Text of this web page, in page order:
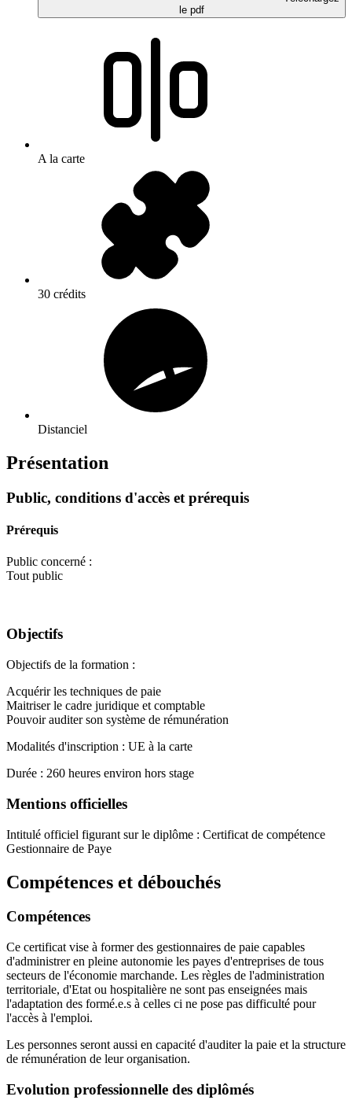
le pdf
A la carte
30 crédits
Distanciel
Présentation
Public, conditions d'accès et prérequis
Prérequis
Public concerné :
Tout public
Objectifs
Objectifs de la formation :
Acquérir les techniques de paie
Maitriser le cadre juridique et comptable
Pouvoir auditer son système de rémunération
Modalités d'inscription : UE à la carte
Durée : 260 heures environ hors stage
Mentions officielles
Intitulé officiel figurant sur le diplôme : Certificat de compétence
Gestionnaire de Paye
Compétences et débouchés
Compétences
Ce certificat vise à former des gestionnaires de paie capables
d'administrer en pleine autonomie les payes d'entreprises de tous
secteurs de l'économie marchande. Les règles de l'administration
territoriale, d'Etat ou hospitalière ne sont pas enseignées mais
l'adaptation des formé.e.s à celles ci ne pose pas difficulté pour
l'accès à l'emploi.
Les personnes seront aussi en capacité d'auditer la paie et la structure
de rémunération de leur organisation.
Evolution professionnelle des diplômés